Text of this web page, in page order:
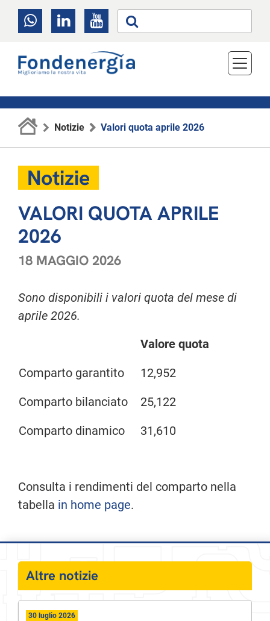
Notizie Valori quota aprile 2026
Notizie
VALORI QUOTA APRILE
2026
18 MAGGIO 2026
Sono disponibili i valori quota del mese di
aprile 2026.
Valore quota
Comparto garantito
12,952
Comparto bilanciato
25,122
Comparto dinamico
31,610
Consulta i rendimenti del comparto nella
tabella in home page.
Altre notizie
30 luglio 2026